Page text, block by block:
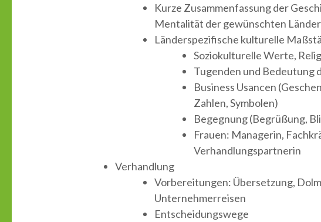
Kurze Zusammenfassung der
Mentalität der gewünschten Länder
Länderspezifische kulturelle
Soziokulturelle Werte,
Tugenden und Bedeutung
Business Usancen
Zahlen, Symbolen)
Begegnung (Begrüßung,
Frauen: Managerin,
Verhandlungspartnerin
Verhandlung
Vorbereitungen: Übersetzung,
Unternehmerreisen
Entscheidungswege